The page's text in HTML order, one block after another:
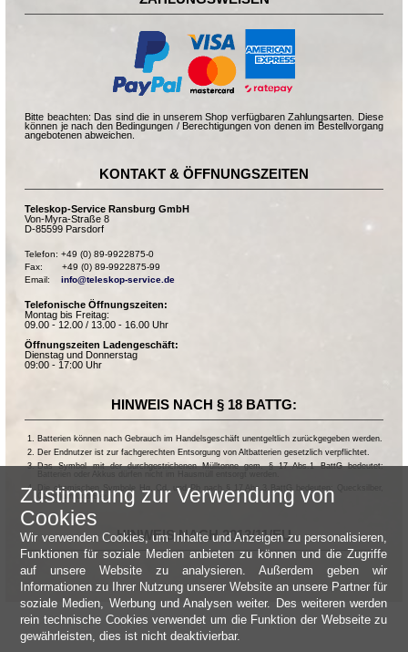
Bitte beachten: Das sind die in unserem Shop verfügbaren Zahlungsarten. Diese
können je nach den Bedingungen / Berechtigungen von denen im Bestellvorgang
angebotenen abweichen.
KONTAKT & ÖFFNUNGSZEITEN
Teleskop-Service Ransburg GmbH
Von-Myra-Straße 8
D-85599 Parsdorf
Telefon: +49 (0) 89-9922875-0
Fax:       +49 (0) 89-9922875-99
Email: info@teleskop-service.de
Telefonische Öffnungszeiten:
Montag bis Freitag:
09.00 - 12.00 / 13.00 - 16.00 Uhr
Öffnungszeiten Ladengeschäft:
Dienstag und Donnerstag
09:00 - 17:00 Uhr
HINWEIS NACH § 18 BATTG:
Batterien können nach Gebrauch im Handelsgeschäft unentgeltlich zurückgegeben werden.
Der Endnutzer ist zur fachgerechten Entsorgung von Altbatterien gesetzlich verpflichtet.
Das Symbol mit der durchgestrichenen Mülltonne gem. § 17 Abs.1 BattG bedeutet:
Die chemischen Symbole Hg, Cd, und Pb nach § 17 Abs.3 BattG bedeuten: Quecksilber,
Cadmium und Blei.
HINWEIS NACH 2013/11/EU
Zustimmung zur Verwendung von
Cookies
Wir verwenden Cookies, um Inhalte und Anzeigen zu personalisieren,
Funktionen für soziale Medien anbieten zu können und die Zugriffe
auf unsere Website zu analysieren. Außerdem geben wir
Informationen zu Ihrer Nutzung unserer Website an unsere Partner für
soziale Medien, Werbung und Analysen weiter. Des weiteren werden
rein technische Cookies verwendet um die Funktion der Webseite zu
gewährleisten, dies ist nicht deaktivierbar.